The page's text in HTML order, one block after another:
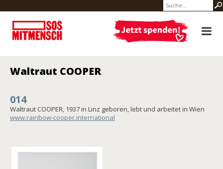
Waltraut COOPER
014
Waltraut COOPER, 1937 in Linz geboren, lebt und arbeitet in Wien
www.rainbow-cooper.international